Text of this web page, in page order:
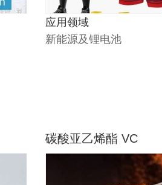
应用领域
新能源及锂电池
碳酸亚乙烯酯 VC